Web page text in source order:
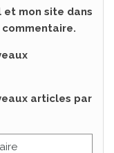
et mon site dans
articles par